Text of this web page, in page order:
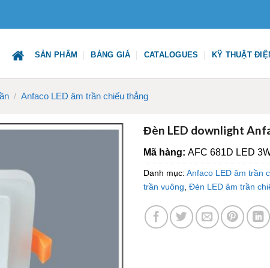
SẢN PHẨM BẢNG GIÁ CATALOGUES KỸ THUẬT
/ Anfaco LED âm trần chiếu thẳng
Đèn LED downlight
Mã hàng: AFC 681D LED
Danh mục: Anfaco LED âm trần
trần vuông Đèn LED âm trần